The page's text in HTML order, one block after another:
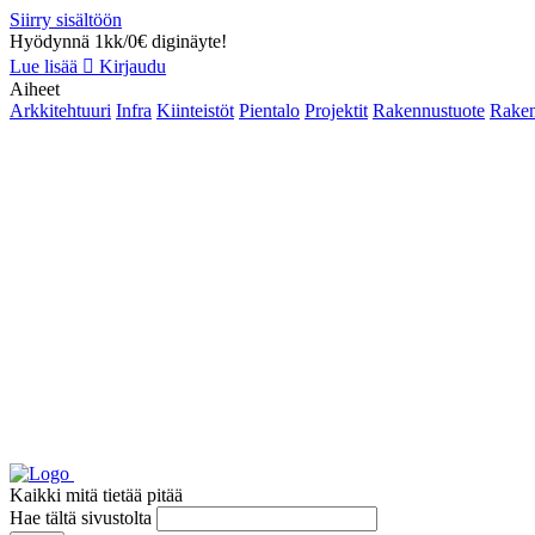
Siirry sisältöön
Hyödynnä 1kk/0€ diginäyte!
Lue lisää
Kirjaudu
Aiheet
Arkkitehtuuri Infra Kiinteistöt Pientalo Projektit Rakennustuote
Kaikki mitä tietää pitää
Hae tältä sivustolta